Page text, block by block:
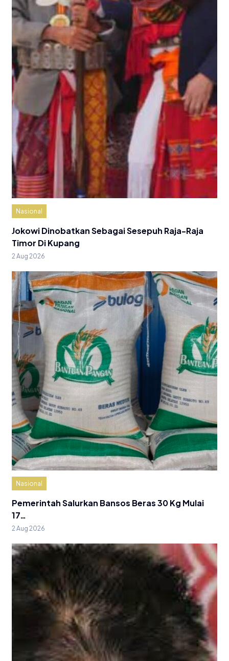
Nasional
Jokowi Dinobatkan Sebagai Sesepuh Raja-Raja
Timor Di Kupang
2 Aug 2026
Nasional
Pemerintah Salurkan Bansos Beras 30 Kg Mulai
17…
2 Aug 2026